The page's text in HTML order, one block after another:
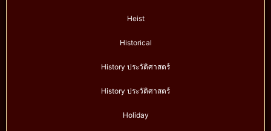
Heist
Historical
History ประวัติศาสตร์
History ประวัติศาสตร์
Holiday